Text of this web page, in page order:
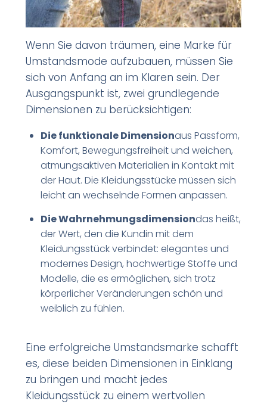
Wenn Sie davon träumen, eine Marke für
Umstandsmode aufzubauen, müssen Sie
sich von Anfang an im Klaren sein. Der
Ausgangspunkt ist, zwei grundlegende
Dimensionen zu berücksichtigen:
Die funktionale Dimensionaus Passform,
Komfort, Bewegungsfreiheit und weichen,
atmungsaktiven Materialien in Kontakt mit
der Haut. Die Kleidungsstücke müssen sich
leicht an wechselnde Formen anpassen.
Die Wahrnehmungsdimensiondas heißt,
der Wert, den die Kundin mit dem
Kleidungsstück verbindet: elegantes und
modernes Design, hochwertige Stoffe und
Modelle, die es ermöglichen, sich trotz
körperlicher Veränderungen schön und
weiblich zu fühlen.
Eine erfolgreiche Umstandsmarke schafft
es, diese beiden Dimensionen in Einklang
zu bringen und macht jedes
Kleidungsstück zu einem wertvollen